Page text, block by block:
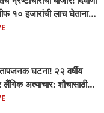
१० हजारांची लाच घेताना
मेहकरात खळबळ!
घटना! २२ वर्षीय
लैंगिक अत्याचार; शौचासाठी
करून अत्याचाराचा